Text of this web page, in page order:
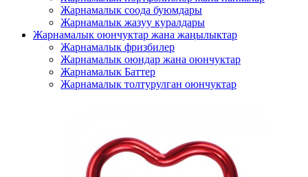
Жарнамалык соода буюмдары
Жарнамалык жазуу куралдары
Жарнамалык оюнчуктар жана жаңылыктар
Жарнамалык фризбилер
Жарнамалык оюндар жана оюнчуктар
Жарнамалык Баттер
Жарнамалык толтурулган оюнчуктар